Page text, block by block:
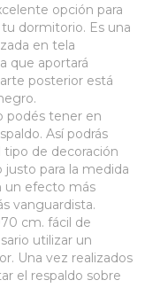
opción para
dormitorio. Es una
en tela
que aportará
posterior está
podés tener en
Así podrás
de decoración
justo para la medida
un efecto más
vanguardista.
cm. fácil de
utilizar un
Una vez realizados
el respaldo sobre